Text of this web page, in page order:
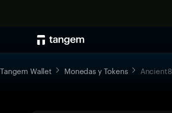
Tangem Wallet Monedas y Tokens Ancient8